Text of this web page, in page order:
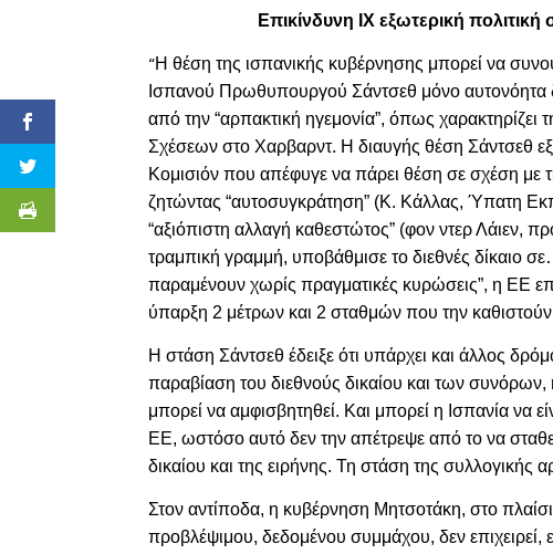
Επικίνδυνη ΙΧ εξωτερική
“Η θέση της ισπανικής κυβέρνησης μπορεί να
Ισπανού Πρωθυπουργού Σάντσεθ μόνο αυτονόητα
από την “αρπακτική ηγεμονία”, όπως χαρακτηρίζει
Σχέσεων στο Χαρβαρντ. Η διαυγής θέση Σάντσεθ
Κομισιόν που απέφυγε να πάρει θέση σε σχέση με
ζητώντας “αυτοσυγκράτηση” (Κ. Κάλλας, Ύπατη
“αξιόπιστη αλλαγή καθεστώτος” (φον ντερ Λάιεν,
τραμπική γραμμή, υποβάθμισε το διεθνές δίκαιο
παραμένουν χωρίς πραγματικές κυρώσεις”, η ΕΕ
ύπαρξη 2 μέτρων και 2 σταθμών που την καθιστούν
Η στάση Σάντσεθ έδειξε ότι υπάρχει και άλλος
παραβίαση του διεθνούς δικαίου και των
μπορεί να αμφισβητηθεί. Και μπορεί η Ισπανία να
ΕΕ, ωστόσο αυτό δεν την απέτρεψε από το να
δικαίου και της ειρήνης. Τη στάση της συλλογικής
Στον αντίποδα, η κυβέρνηση Μητσοτάκη, στο
προβλέψιμου, δεδομένου συμμάχου, δεν επιχειρεί,